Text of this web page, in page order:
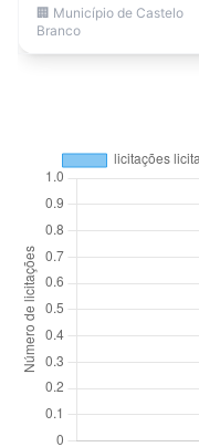
🏢 Município de Castelo
Branco